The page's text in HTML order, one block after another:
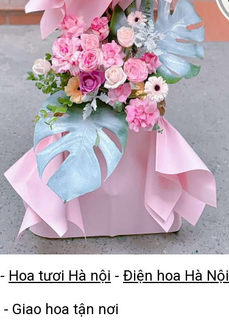
- Hoa tươi Hà nội - Điện hoa Hà Nội
- Giao hoa tận nơi